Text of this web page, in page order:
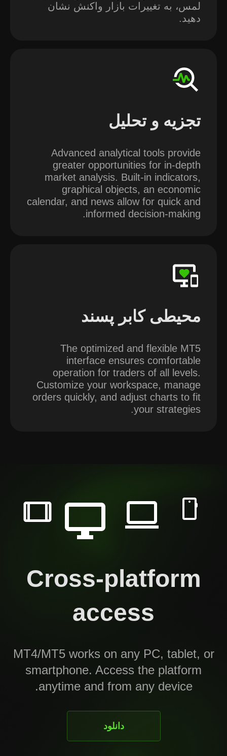
لمس، به تغییرات بازار واکنش نشان
دهید.
تجزیه و تحلیل
Advanced analytical tools provide
greater opportunities for in-depth
market analysis. Built-in indicators,
graphical objects, an economic
calendar, and news allow for quick and
informed decision-making.
محیطی کابر پسند
The optimized and flexible MT5
interface ensures comfortable
operation for traders of all levels.
Customize your workspace, manage
orders quickly, and adjust charts to fit
your strategies.
Cross-platform
access
MT4/MT5 works on any PC, tablet, or
smartphone. Access the platform
anytime and from any device.
دانلود